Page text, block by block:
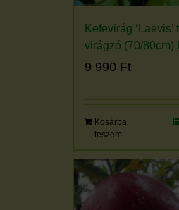
Kefevirág ‘Laevis’
virágzó (70/80cm)
9 990 Ft
Kosárba
teszem